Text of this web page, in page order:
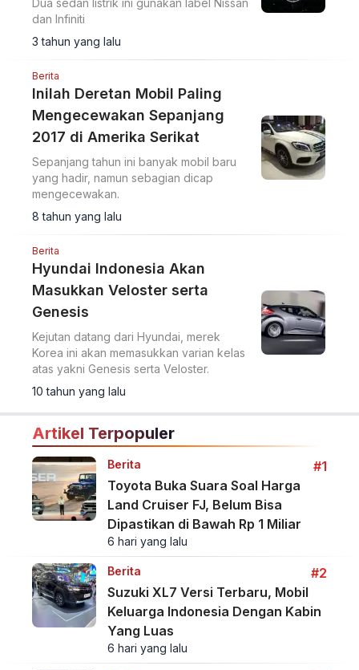
Dua sedan listrik ini gunakan label Nissan
dan Infiniti
3 tahun yang lalu
Berita
Inilah Deretan Mobil Paling
Mengecewakan Sepanjang
2017 di Amerika Serikat
Sepanjang tahun ini banyak mobil baru
yang hadir, namun sebagian dicap
mengecewakan.
8 tahun yang lalu
Berita
Hyundai Indonesia Akan
Masukkan Veloster serta
Genesis
Kejutan datang dari Hyundai, merek
Korea ini akan memasukkan varian kelas
atas yakni Genesis serta Veloster.
10 tahun yang lalu
Artikel Terpopuler
Berita
#1
Toyota Buka Suara Soal Harga
Land Cruiser FJ, Belum Bisa
Dipastikan di Bawah Rp 1 Miliar
6 hari yang lalu
Berita
#2
Suzuki XL7 Versi Terbaru, Mobil
Keluarga Indonesia Dengan Kabin
Yang Luas
6 hari yang lalu